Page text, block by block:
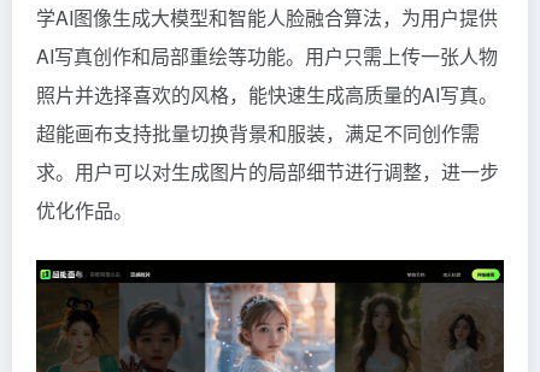
学AI图像生成大模型和智能人脸融合算法，为用户提供
AI写真创作和局部重绘等功能。用户只需上传一张人物
照片并选择喜欢的风格，能快速生成高质量的AI写真。
超能画布支持批量切换背景和服装，满足不同创作需
求。用户可以对生成图片的局部细节进行调整，进一步
优化作品。